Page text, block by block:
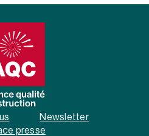
Newsletter
presse